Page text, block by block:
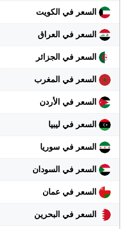
السعر في الكويت
السعر في العراق
السعر في الجزائر
السعر في المغرب
السعر في الأردن
السعر في ليبيا
السعر في سوريا
السعر في السودان
السعر في عمان
السعر في البحرين